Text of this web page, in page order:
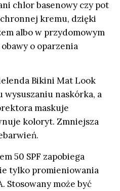
chlor basenowy czy pot
kremu, dzięki
albo w przydomowym
o oparzenia
Bikini Mat Look
wysuszaniu naskórka, a
maskuje
koloryt. Zmniejsza
50 SPF zapobiega
tylko promieniowania
Stosowany może być